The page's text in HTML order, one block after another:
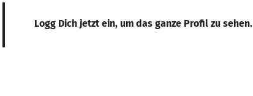
Logg Dich jetzt ein, um das ganze Profil zu sehen.